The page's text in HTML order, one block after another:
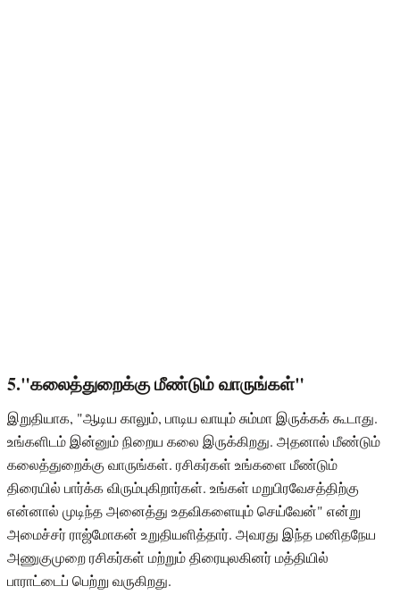
5."கலைத்துறைக்கு மீண்டும் வாருங்கள்"
இறுதியாக, "ஆடிய காலும், பாடிய வாயும் சும்மா இருக்கக் கூடாது.
உங்களிடம் இன்னும் நிறைய கலை இருக்கிறது. அதனால் மீண்டும்
கலைத்துறைக்கு வாருங்கள். ரசிகர்கள் உங்களை மீண்டும்
திரையில் பார்க்க விரும்புகிறார்கள். உங்கள் மறுபிரவேசத்திற்கு
என்னால் முடிந்த அனைத்து உதவிகளையும் செய்வேன்" என்று
அமைச்சர் ராஜ்மோகன் உறுதியளித்தார். அவரது இந்த மனிதநேய
அணுகுமுறை ரசிகர்கள் மற்றும் திரையுலகினர் மத்தியில்
பாராட்டைப் பெற்று வருகிறது.